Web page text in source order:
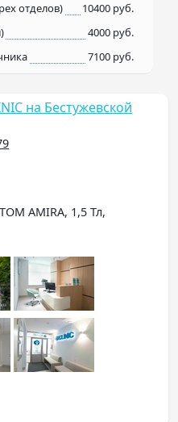
отделов)
10400 руб.
4000 руб.
7100 руб.
на Бестужевской
AMIRA, 1,5 Тл,